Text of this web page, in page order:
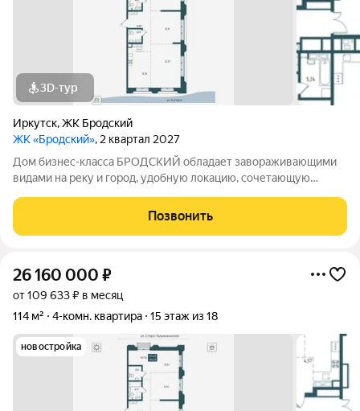
3D-тур
Иркутск,ЖК Бродский
ЖК «Бродский», 2 квартал 2027
Дом бизнес-класса БРОДСКИЙ обладает завораживающими
видами на реку и город, удобную локацию, сочетающую
транспортную доступность, выразительную архитектуру и
продуманные до мелочей дизайнерские места
Позвонить
26 160 000 ₽
от 109 633 ₽ в месяц
114 м²
4-комн. квартира 15 этаж из 18
новостройка